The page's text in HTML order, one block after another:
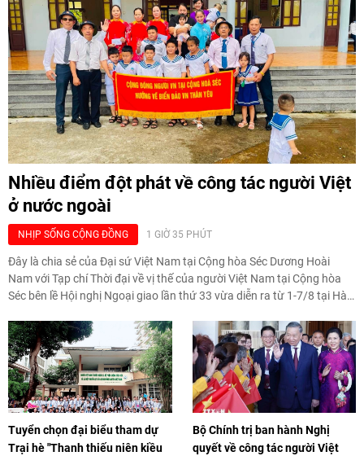
Nhiều điểm đột phát về công tác người Việt
ở nước ngoài
1 GIỜ 35 PHÚT
NHỊP SỐNG CỘNG ĐỒNG
Đây là chia sẻ của Đại sứ Việt Nam tại Cộng hòa Séc Dương Hoài
Nam với Tạp chí Thời đại về vị thế của người Việt Nam tại Cộng hòa
Séc bên lề Hội nghị Ngoại giao lần thứ 33 vừa diễn ra từ 1-7/8 tại Hà
Tuyển chọn đại biểu tham dự
Trại hè "Thanh thiếu niên kiều
Bộ Chính trị ban hành Nghị
quyết về công tác người Việt